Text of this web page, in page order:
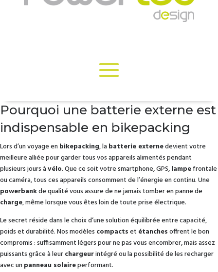
Pourquoi une batterie externe est
indispensable en bikepacking
Lors d’un voyage enbikepacking, labatterie externedevient votre
meilleure alliée pour garder tous vos appareils alimentés pendant
plusieurs jours àvélo. Que ce soit votre smartphone, GPS,lampefrontale
ou caméra, tous ces appareils consomment de l’énergie en continu. Une
powerbankde qualité vous assure de ne jamais tomber en panne de
charge, même lorsque vous êtes loin de toute prise électrique.
Le secret réside dans le choix d’une solution équilibrée entre capacité,
poids et durabilité. Nos modèles compactset étanchesoffrent le bon
compromis : suffisamment légers pour ne pas vous encombrer, mais assez
puissants grâce à leurchargeurintégré ou la possibilité de les recharger
avec unpanneau solaireperformant.